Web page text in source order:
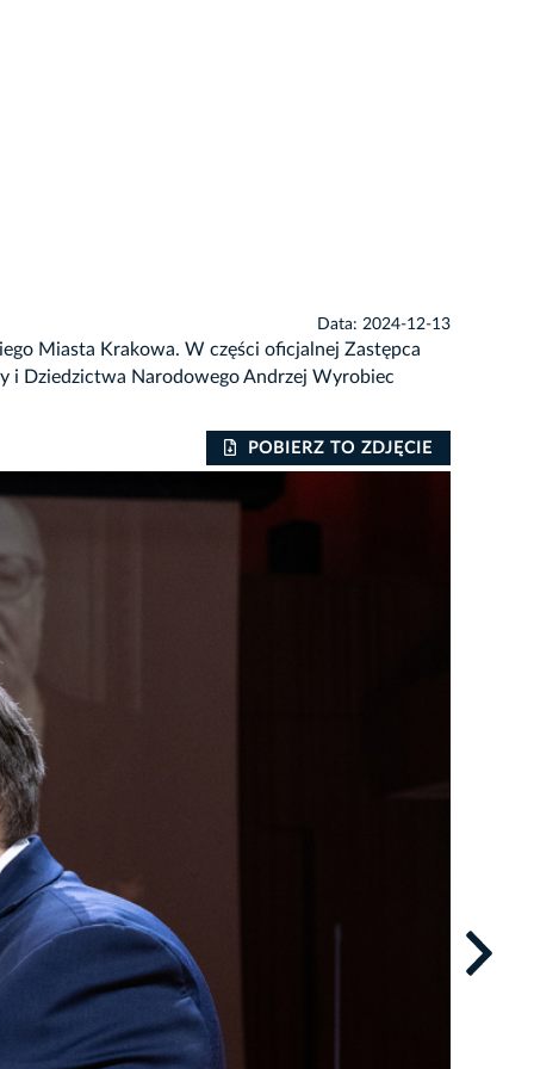
Data: 2024-12-13
Miasta Krakowa. W części oficjalnej Zastępca
i Dziedzictwa Narodowego Andrzej Wyrobiec
POBIERZ TO ZDJĘCIE